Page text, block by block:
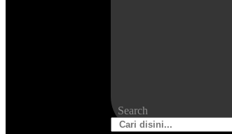
Search